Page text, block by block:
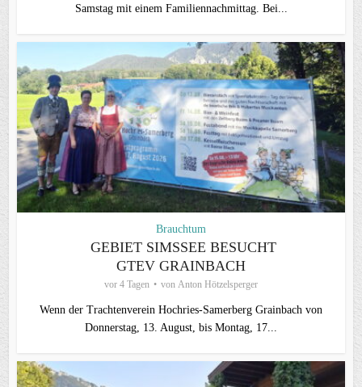
Samstag mit einem Familiennachmittag. Bei...
Brauchtum
GEBIET SIMSSEE BESUCHT
GTEV GRAINBACH
vor 4 Tagen von Anton Hötzelsperger
Wenn der Trachtenverein Hochries-Samerberg Grainbach von
Donnerstag, 13. August, bis Montag, 17...